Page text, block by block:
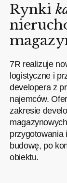
Rynki
7R realizuje
logistyczne i
developera z
najemców.
zakresie
przygotowania
budowę, po
obiektu.